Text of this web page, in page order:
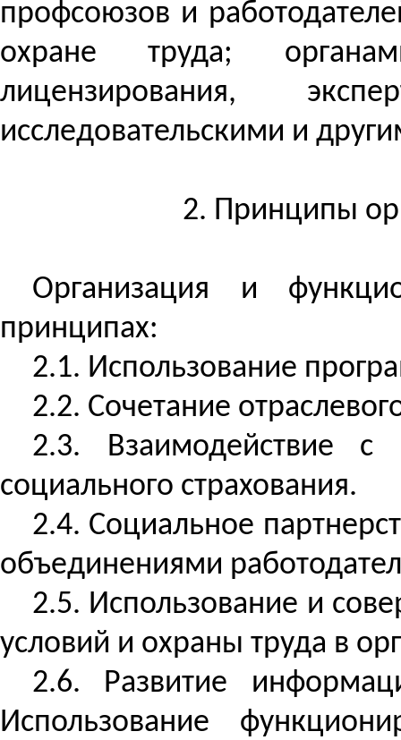
профсоюзов и
охране труда;
лицензирования,
исследовательскими и
2. Принципы
Организация и
принципах:
2.1. Использование
2.2. Сочетание
2.3. Взаимодействие
социального страхования.
2.4. Социальное
объединениями
2.5. Использование и
условий и охраны труда в
2.6. Развитие
Использование